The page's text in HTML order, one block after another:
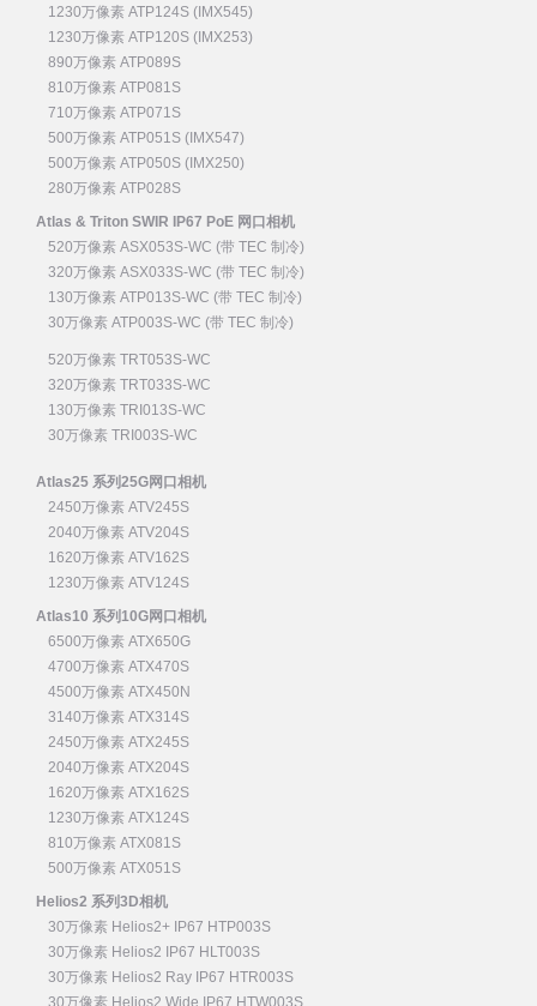
1230万像素 ATP124S (IMX545)
1230万像素 ATP120S (IMX253)
890万像素 ATP089S
810万像素 ATP081S
710万像素 ATP071S
500万像素 ATP051S (IMX547)
500万像素 ATP050S (IMX250)
280万像素 ATP028S
Atlas & Triton SWIR IP67 PoE 网口相机
520万像素 ASX053S-WC (带 TEC 制冷)
320万像素 ASX033S-WC (带 TEC 制冷)
130万像素 ATP013S-WC (带 TEC 制冷)
30万像素 ATP003S-WC (带 TEC 制冷)
520万像素 TRT053S-WC
320万像素 TRT033S-WC
130万像素 TRI013S-WC
30万像素 TRI003S-WC
Atlas25 系列25G网口相机
2450万像素 ATV245S
2040万像素 ATV204S
1620万像素 ATV162S
1230万像素 ATV124S
Atlas10 系列10G网口相机
6500万像素 ATX650G
4700万像素 ATX470S
4500万像素 ATX450N
3140万像素 ATX314S
2450万像素 ATX245S
2040万像素 ATX204S
1620万像素 ATX162S
1230万像素 ATX124S
810万像素 ATX081S
500万像素 ATX051S
Helios2 系列3D相机
30万像素 Helios2+ IP67 HTP003S
30万像素 Helios2 IP67 HLT003S
30万像素 Helios2 Ray IP67 HTR003S